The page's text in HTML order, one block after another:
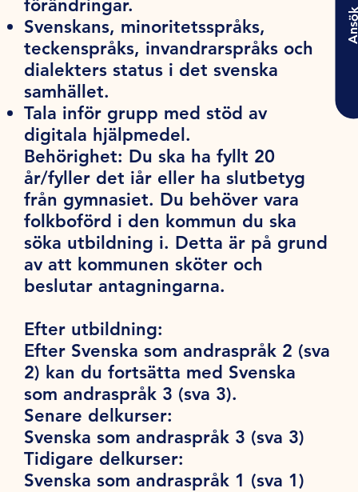
förändringar.
Svenskans, minoritetsspråks,
teckenspråks, invandrarspråks och
dialekters status i det svenska
samhället.
Tala inför grupp med stöd av
digitala hjälpmedel.
Behörighet: Du ska ha fyllt 20
år/fyller det iår eller ha slutbetyg
från gymnasiet. Du behöver vara
folkboförd i den kommun du ska
söka utbildning i. Detta är på grund
av att kommunen sköter och
beslutar antagningarna.
Efter utbildning:
Efter Svenska som andraspråk 2 (sva
2) kan du fortsätta med Svenska
som andraspråk 3 (sva 3).
Senare delkurser:
Svenska som andraspråk 3 (sva 3)
Tidigare delkurser:
Svenska som andraspråk 1 (sva 1)